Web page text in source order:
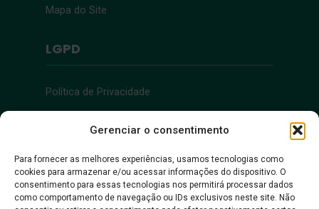
Gerenciar o consentimento
Para fornecer as melhores experiências, usamos tecnologias como
cookies para armazenar e/ou acessar informações do dispositivo. O
consentimento para essas tecnologias nos permitirá processar dados
como comportamento de navegação ou IDs exclusivos neste site. Não
Mapa do Site
LGPD
Política de Privacidade
Acessibilidade
Acessibilidade